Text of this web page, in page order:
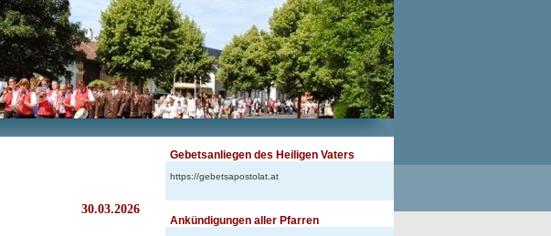
30.03.2026
Gebetsanliegen des Heiligen Vaters
https://gebetsapostolat.at
Ankündigungen aller Pfarren